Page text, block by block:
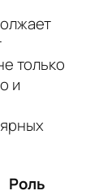
только
и
Роль